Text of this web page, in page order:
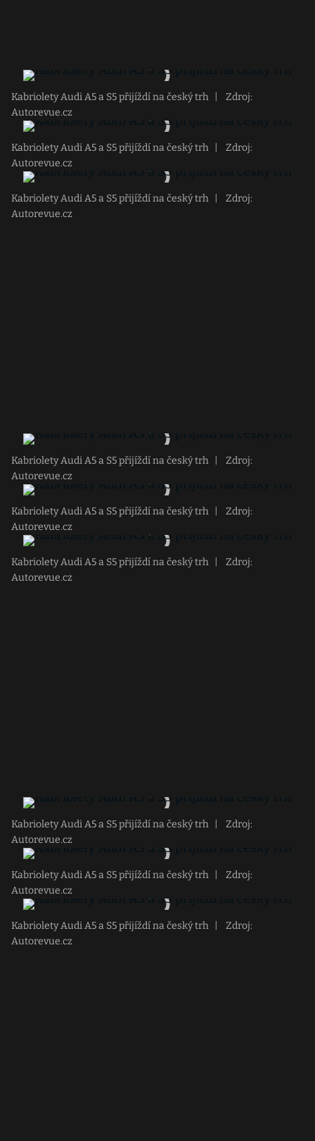
Kabriolety Audi A5 a S5 přijíždí na český trh
Zdroj:
Autorevue.cz
Kabriolety Audi A5 a S5 přijíždí na český trh
Zdroj:
Autorevue.cz
Kabriolety Audi A5 a S5 přijíždí na český trh
Zdroj:
Autorevue.cz
Kabriolety Audi A5 a S5 přijíždí na český trh
Zdroj:
Autorevue.cz
Kabriolety Audi A5 a S5 přijíždí na český trh
Zdroj:
Autorevue.cz
Kabriolety Audi A5 a S5 přijíždí na český trh
Zdroj:
Autorevue.cz
Kabriolety Audi A5 a S5 přijíždí na český trh
Zdroj:
Autorevue.cz
Kabriolety Audi A5 a S5 přijíždí na český trh
Zdroj:
Autorevue.cz
Kabriolety Audi A5 a S5 přijíždí na český trh
Zdroj:
Autorevue.cz